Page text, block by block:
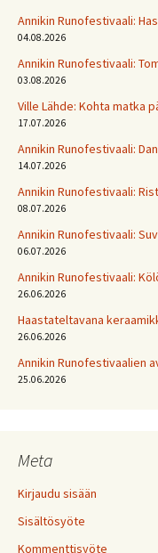
Annikin Runofestivaali:
04.08.2026
Annikin Runofestivaali:
03.08.2026
Ville Lähde: Kohta matka
17.07.2026
Annikin Runofestivaali:
14.07.2026
Annikin Runofestivaali:
08.07.2026
Annikin Runofestivaali:
06.07.2026
Annikin Runofestivaali:
26.06.2026
Haastateltavana
26.06.2026
Annikin Runofestivaalien
25.06.2026
Meta
Kirjaudu sisään
Sisältösyöte
Kommenttisyöte